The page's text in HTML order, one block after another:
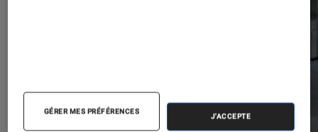
GÉRER MES PRÉFÉRENCES
J'ACCEPTE